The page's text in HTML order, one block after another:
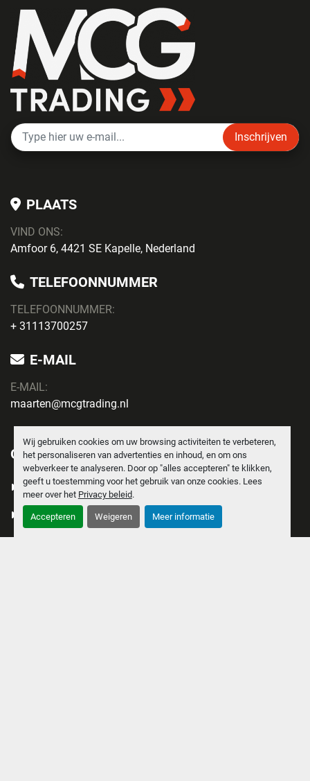
Wij gebruiken cookies om uw browsing activiteiten te verbeteren,
het personaliseren van advertenties en inhoud, en om ons
webverkeer te analyseren. Door op "alles accepteren" te klikken,
geeft u toestemming voor het gebruik van onze cookies. Lees
meer over het Privacy beleid.
Accepteren Weigeren Meer informatie
Inschrijven
PLAATS
VIND ONS:
Amfoor 6, 4421 SE Kapelle, Nederland
TELEFOONNUMMER
TELEFOONNUMMER:
+ 31113700257
E-MAIL
E-MAIL:
maarten@mcgtrading.nl
ONTDEK
PRODUCTEN
VERKOCHT